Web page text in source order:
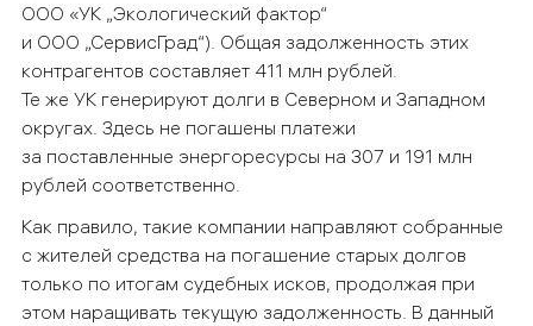
ООО «УК „Экологический фактор“
и ООО „СервисГрад“). Общая задолженность этих
контрагентов составляет 411 млн рублей.
Те же УК генерируют долги в Северном и Западном
округах. Здесь не погашены платежи
за поставленные энергоресурсы на 307 и 191 млн
рублей соответственно.
Как правило, такие компании направляют собранные
с жителей средства на погашение старых долгов
только по итогам судебных исков, продолжая при
этом наращивать текущую задолженность. В данный